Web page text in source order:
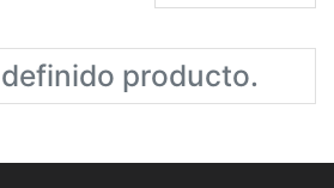
producto.